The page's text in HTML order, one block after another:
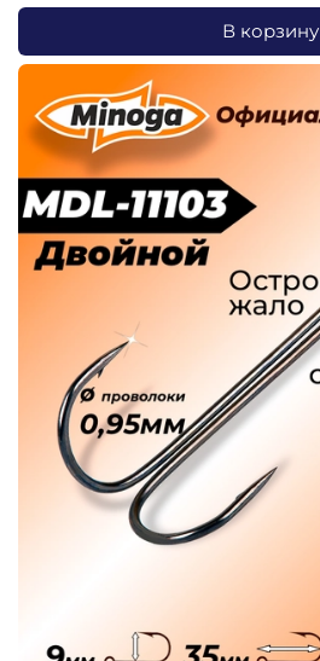
В корзину